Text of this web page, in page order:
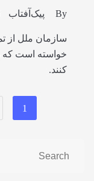
By پیک‌آفتاب
سازمان ملل از
خواسته است که
کنند.
1